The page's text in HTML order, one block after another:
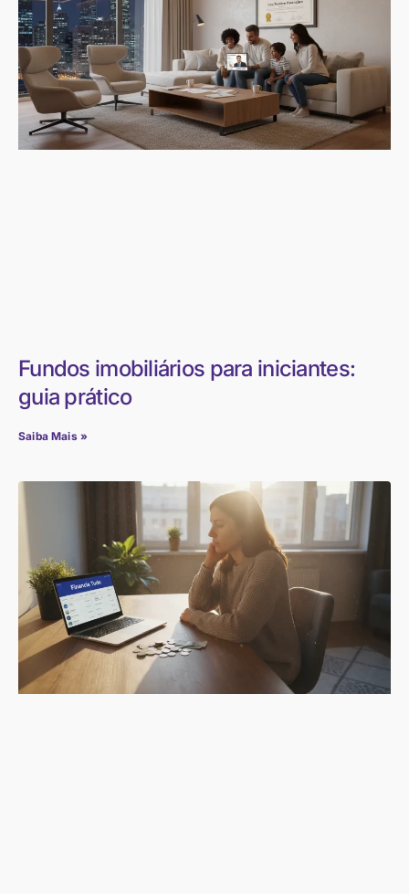
Fundos imobiliários para iniciantes:
guia prático
Saiba Mais »